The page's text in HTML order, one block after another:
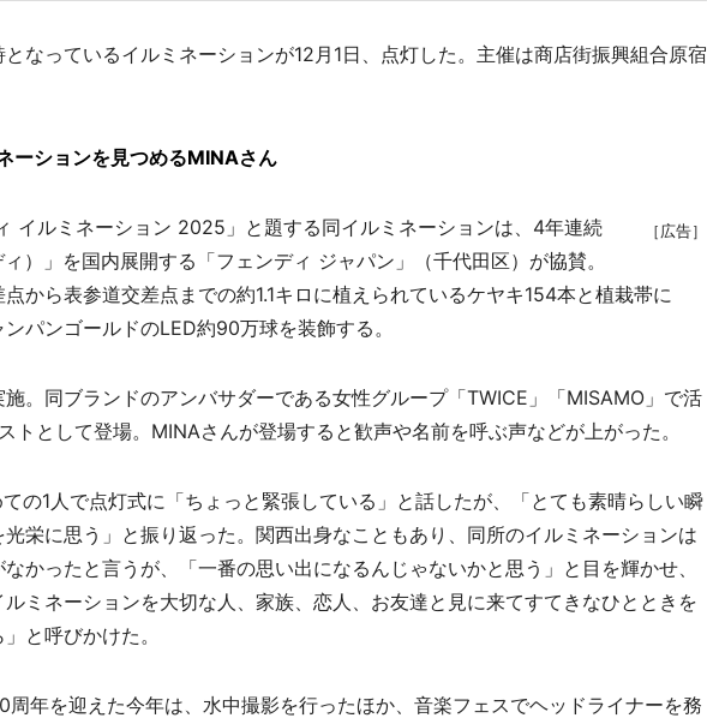
なっているイルミネーションが12月1日、点灯した。主催は商店街振興組合原宿
ーションを見つめるMINAさん
［広告］
イルミネーション 2025」と題する同イルミネーションは、4年連続
）」を国内展開する「フェンディ ジャパン」（千代田区）が協賛。
から表参道交差点までの約1.1キロに植えられているケヤキ154本と植栽帯に
ンパンゴールドのLED約90万球を装飾する。
。同ブランドのアンバサダーである女性グループ「TWICE」「MISAMO」で活
トとして登場。MINAさんが登場すると歓声や名前を呼ぶ声などが上がった。
の1人で点灯式に「ちょっと緊張している」と話したが、「とても素晴らしい瞬
栄に思う」と振り返った。関西出身なこともあり、同所のイルミネーションは
かったと言うが、「一番の思い出になるんじゃないかと思う」と目を輝かせ、
ルミネーションを大切な人、家族、恋人、お友達と見に来てすてきなひとときを
と呼びかけた。
年を迎えた今年は、水中撮影を行ったほか、音楽フェスでヘッドライナーを務